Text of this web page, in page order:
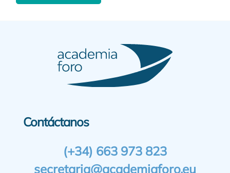
Contáctanos
(+34) 663 973 823
secretaria@academiaforo.eu